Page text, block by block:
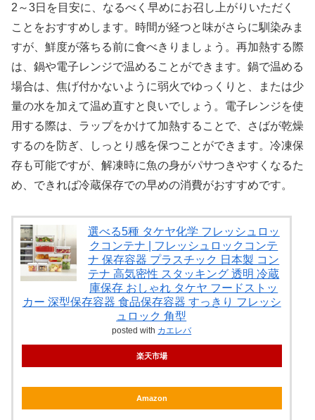
2～3日を目安に、なるべく早めにお召し上がりいただく
ことをおすすめします。時間が経つと味がさらに馴染みま
すが、鮮度が落ちる前に食べきりましょう。再加熱する際
は、鍋や電子レンジで温めることができます。鍋で温める
場合は、焦げ付かないように弱火でゆっくりと、または少
量の水を加えて温め直すと良いでしょう。電子レンジを使
用する際は、ラップをかけて加熱することで、さばが乾燥
するのを防ぎ、しっとり感を保つことができます。冷凍保
存も可能ですが、解凍時に魚の身がパサつきやすくなるた
め、できれば冷蔵保存での早めの消費がおすすめです。
選べる5種 タケヤ化学 フレッシュロッ
クコンテナ | フレッシュロックコンテ
ナ 保存容器 プラスチック 日本製 コン
テナ 高気密性 スタッキング 透明 冷蔵
庫保存 おしゃれ タケヤ フードストッ
カー 深型保存容器 食品保存容器 すっきり フレッシ
ュロック 角型
posted with カエレバ
楽天市場
Amazon